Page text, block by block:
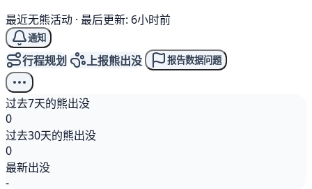
最近无熊活动 · 最后更新: 6小时前
通知
行程规划 上报熊出没 报告数据问题
过去7天的熊出没
0
过去30天的熊出没
0
最新出没
-